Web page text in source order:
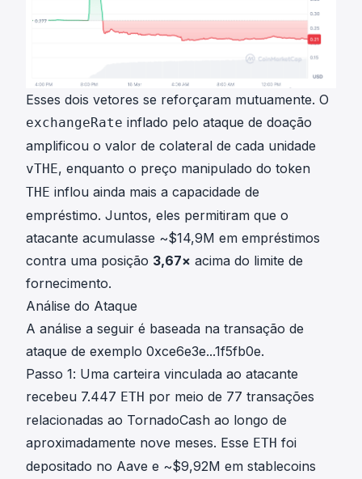
Esses dois vetores se reforçaram mutuamente. O
exchangeRate inflado pelo ataque de doação
amplificou o valor de colateral de cada unidade
vTHE, enquanto o preço manipulado do token
THE inflou ainda mais a capacidade de
empréstimo. Juntos, eles permitiram que o
atacante acumulasse ~$14,9M em empréstimos
contra uma posição 3,67× acima do limite de
fornecimento.
Análise do Ataque
A análise a seguir é baseada na transação de
ataque de exemplo 0xce6e3e...1f5fb0e.
Passo 1: Uma carteira vinculada ao atacante
recebeu 7.447 ETH por meio de 77 transações
relacionadas ao TornadoCash ao longo de
aproximadamente nove meses. Esse ETH foi
depositado no Aave e ~$9,92M em stablecoins